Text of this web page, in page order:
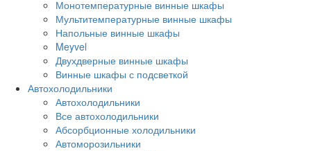
Монотемпературные винные шкафы
Мультитемпературные винные шкафы
Напольные винные шкафы
Meyvel
Двухдверные винные шкафы
Винные шкафы с подсветкой
Автохолодильники
Автохолодильники
Все автохолодильники
Абсорбционные холодильники
Автоморозильники